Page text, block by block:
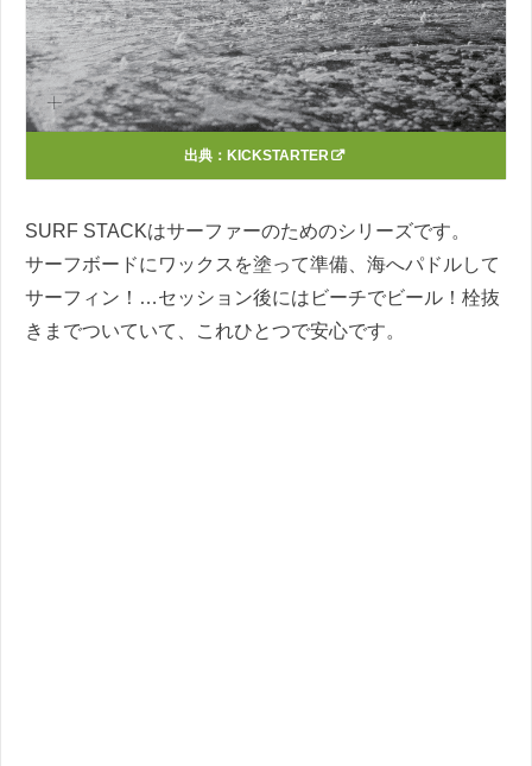
出典： KICKSTARTER
SURF STACKはサーファーのためのシリーズです。
サーフボードにワックスを塗って準備、海へパドルして
サーフィン！…セッション後にはビーチでビール！栓抜
きまでついていて、これひとつで安心です。